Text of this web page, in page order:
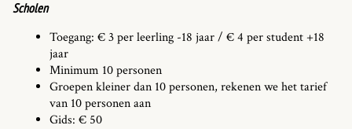
Scholen
Toegang: € 3 per leerling -18 jaar / € 4 per student +18
jaar
Minimum 10 personen
Groepen kleiner dan 10 personen, rekenen we het tarief
van 10 personen aan
Gids: € 50